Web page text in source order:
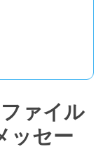
ァイル
ッセー